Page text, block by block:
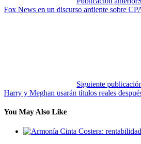
Fox News en un discurso ardiente sobre
Siguiente
Harry y Meghan usarán títulos reales
You May Also Like